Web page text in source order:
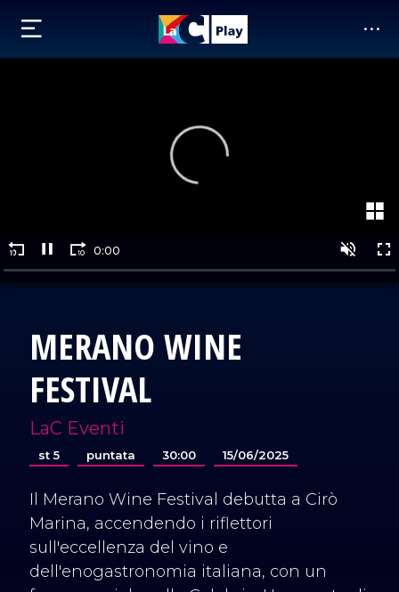
MERANO WINE
FESTIVAL
LaC Eventi
st 5 puntata 30:00 15/06/2025
Il Merano Wine Festival debutta a Cirò
Marina, accendendo i riflettori
sull'eccellenza del vino e
dell'enogastronomia italiana, con un